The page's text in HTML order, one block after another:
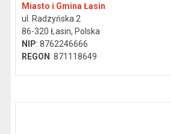
Miasto i Gmina Łasin
ul. Radzyńska 2
86-320 Łasin, Polska
NIP: 8762246666
REGON : 871118649